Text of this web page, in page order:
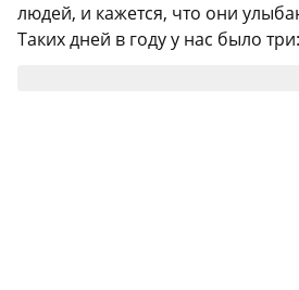
людей, и кажется, что они
Таких дней в году у нас было